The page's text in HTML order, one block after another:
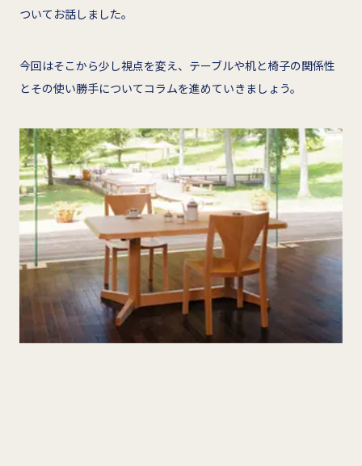
ついてお話しました。
今回はそこから少し視点を変え、テーブルや机と椅子の関係性
とその使い勝手についてコラムを進めていきましょう。